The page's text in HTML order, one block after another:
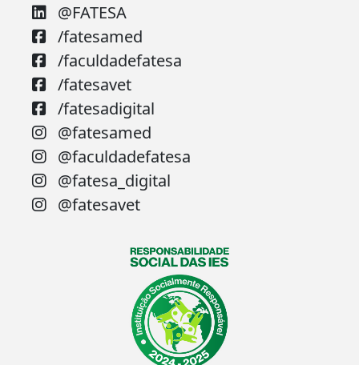
@FATESA
/fatesamed
/faculdadefatesa
/fatesavet
/fatesadigital
@fatesamed
@faculdadefatesa
@fatesa_digital
@fatesavet